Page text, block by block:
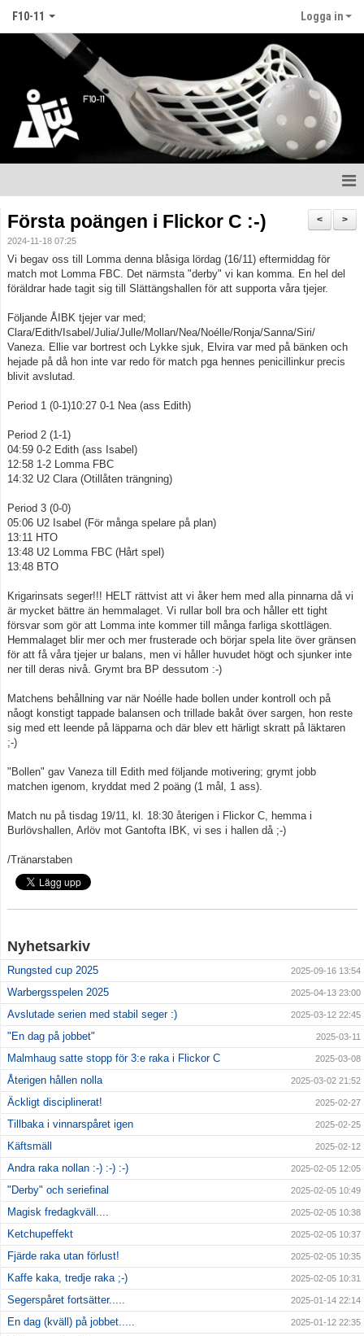
F10-11 Logga in
Nyheter
Kalender
Matcher
Truppen
Kontakt
Åkarp Cup 2024
>
<
Första poängen i Flickor C :-)
2024-11-18 07:25
Vi begav oss till Lomma denna blåsiga lördag (16/11) eftermiddag för
match mot Lomma FBC. Det närmsta "derby" vi kan komma. En hel del
föräldrar hade tagit sig till Slättängshallen för att supporta våra tjejer.
Följande ÅIBK tjejer var med;
Clara/Edith/Isabel/Julia/Julle/Mollan/Nea/Noélle/Ronja/Sanna/Siri/
Vaneza. Ellie var bortrest och Lykke sjuk, Elvira var med på bänken och
hejade på då hon inte var redo för match pga hennes penicillinkur precis
blivit avslutad.
Period 1 (0-1)10:27 0-1 Nea (ass Edith)
Period 2 (1-1)
04:59 0-2 Edith (ass Isabel)
12:58 1-2 Lomma FBC
14:32 U2 Clara (Otillåten trängning)
Period 3 (0-0)
05:06 U2 Isabel (För många spelare på plan)
13:11 HTO
13:48 U2 Lomma FBC (Hårt spel)
13:48 BTO
Krigarinsats seger!!! HELT rättvist att vi åker hem med alla pinnarna då vi
är mycket bättre än hemmalaget. Vi rullar boll bra och håller ett tight
försvar som gör att Lomma inte kommer till många farliga skottlägen.
Hemmalaget blir mer och mer frusterade och börjar spela lite över gränsen
för att få våra tjejer ur balans, men vi håller huvudet högt och sjunker inte
ner till deras nivå. Grymt bra BP dessutom :-)
Matchens behållning var när Noélle hade bollen under kontroll och på
nåogt konstigt tappade balansen och trillade bakåt över sargen, hon reste
sig med ett leende på läpparna och där blev ett härligt skratt på läktaren
;-)
"Bollen" gav Vaneza till Edith med följande motivering; grymt jobb
matchen igenom, kryddat med 2 poäng (1 mål, 1 ass).
Match nu på tisdag 19/11, kl. 18:30 återigen i Flickor C, hemma i
Burlövshallen, Arlöv mot Gantofta IBK, vi ses i hallen då ;-)
/Tränarstaben
Nyhetsarkiv
Rungsted cup 2025 2025-09-16 13:54
Warbergsspelen 2025 2025-04-13 23:00
Avslutade serien med stabil seger :) 2025-03-12 22:45
"En dag på jobbet" 2025-03-11
Malmhaug satte stopp för 3:e raka i Flickor C 2025-03-08
Återigen hållen nolla 2025-03-02 21:52
Äckligt disciplinerat! 2025-02-27
Tillbaka i vinnarspåret igen 2025-02-25
Käftsmäll 2025-02-12
Andra raka nollan :-) :-) :-) 2025-02-05 12:05
"Derby" och seriefinal 2025-02-05 10:49
Magisk fredagkväll.... 2025-02-05 10:38
Ketchupeffekt 2025-02-05 10:37
Fjärde raka utan förlust! 2025-02-05 10:35
Kaffe kaka, tredje raka ;-) 2025-02-05 10:31
Segerspåret fortsätter..... 2025-01-14 22:14
En dag (kväll) på jobbet..... 2025-01-12 22:35